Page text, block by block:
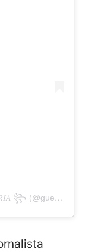
Un post condiviso da ꧁ 𝐺𝑈𝐸𝑁𝐷𝐴 𝐺𝑂𝑅𝐼𝐴 ꧂ (@guendagoria)